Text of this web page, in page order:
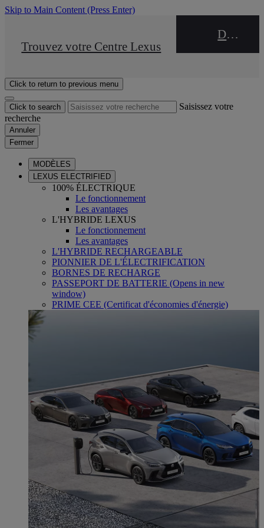
Skip to Main Content (Press Enter)
STOP DRIVE Takata
Trouvez votre Centre Lexus
DEALER NAME
Click to return to previous menu
Click to search
Saisissez votre
recherche
Annuler
Fermer
MODÈLES
LEXUS ELECTRIFIED
100% ÉLECTRIQUE
Le fonctionnement
Les avantages
L'HYBRIDE LEXUS
Le fonctionnement
Les avantages
L'HYBRIDE RECHARGEABLE
PIONNIER DE L'ÉLECTRIFICATION
BORNES DE RECHARGE
PASSEPORT DE BATTERIE (Opens in new
window)
PRIME CEE (Certificat d'économies d'énergie)